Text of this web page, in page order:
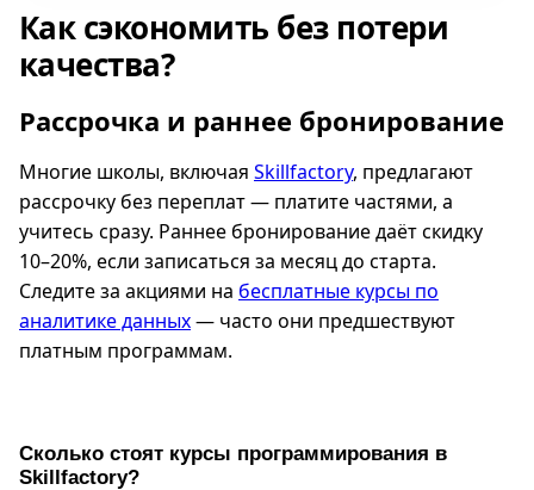
До 40% экономии — если знать, где
искать купоны и спецпредложения
Как сэкономить без потери
качества?
Рассрочка и раннее бронирование
Многие школы, включая Skillfactory, предлагают
рассрочку без переплат — платите частями, а
учитесь сразу. Раннее бронирование даёт скидку
10–20%, если записаться за месяц до старта.
Следите за акциями на бесплатные курсы по
аналитике данных— часто они предшествуют
платным программам.
Сколько стоят курсы программирования в
Skillfactory?